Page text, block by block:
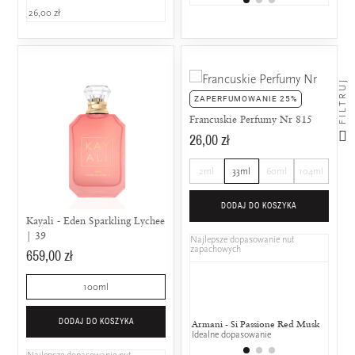
26,00 zł
Kayali - Eden Sparkling Lychee
| 39
659,00 zł
100ml
DODAJ DO KOSZYKA
ZAPERFUMOWANIE 25%
Francuskie Perfumy Nr 815
26,00 zł
2ml 33ml 60ml 104ml
DODAJ DO KOSZYKA
Najlepsze dopasowanie nut
zapachowych
Armani - Si Passione Red Musk
Idealne dopasowanie
FILTRUJ